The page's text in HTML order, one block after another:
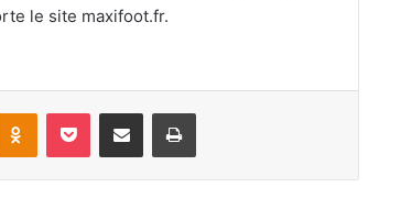
le site maxifoot.fr.
Odnoklassniki
Pocket Partager par email Imprimer